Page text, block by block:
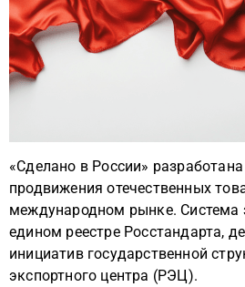
«Сделано в России»
продвижения отечественных
международном рынке. Система
едином реестре Росстандарта,
инициатив государственной
экспортного центра (РЭЦ).